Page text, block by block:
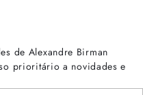
de Alexandre Birman
prioritário a novidades e